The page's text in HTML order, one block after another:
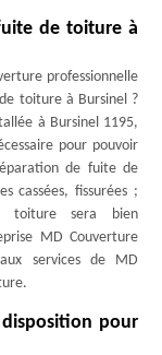
de toiture à
professionnelle
toiture à Bursinel ?
à Bursinel 1195,
pour pouvoir
de fuite de
cassées, fissurées ;
toiture sera bien
MD Couverture
services de MD
pour